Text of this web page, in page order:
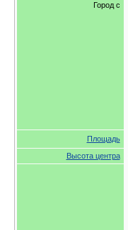
Город с
Площадь
Высота центра